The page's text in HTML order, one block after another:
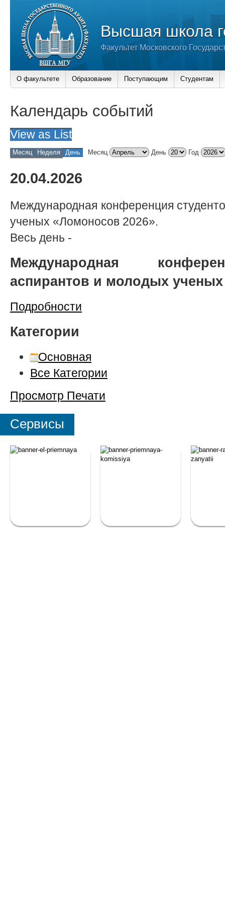
Высшая школа
Факультет Московского
О факультете Образование Поступающим Студентам
Календарь событий
View as List
Месяц Неделя День Месяц День Год
20.04.2026
Международная конференция
ученых «Ломоносов 2026».
Весь день -
Международная
аспирантов и молодых
Подробности
Категории
Основная
Все Категории
Просмотр Печати
Сервисы